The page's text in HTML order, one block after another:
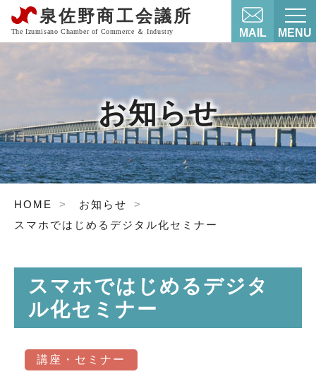
MAIL MENU
お知らせ
HOME
お知らせ
スマホではじめるデジタル化セミナー
スマホではじめるデジタ
ル化セミナー
講座・セミナー